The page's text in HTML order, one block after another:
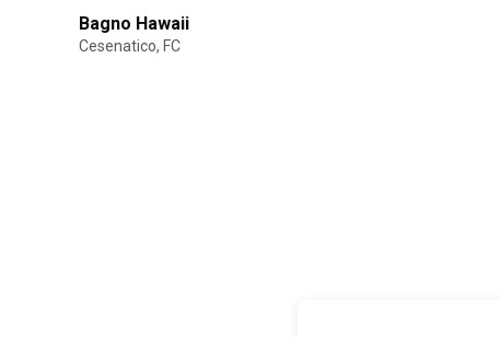
Bagno Hawaii
Cesenatico, FC